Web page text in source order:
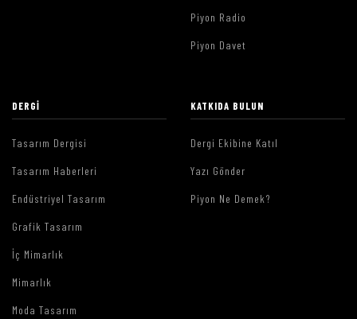
Piyon Radio
Piyon Davet
DERGI
Tasarım Dergisi
Tasarım Haberleri
Endüstriyel Tasarım
Grafik Tasarım
İç Mimarlık
Mimarlık
Moda Tasarım
KATKIDA BULUN
Dergi Ekibine Katıl
Yazı Gönder
Piyon Ne Demek?